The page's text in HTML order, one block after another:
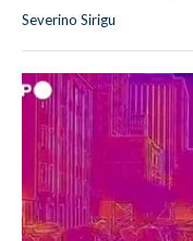
Severino Sirigu